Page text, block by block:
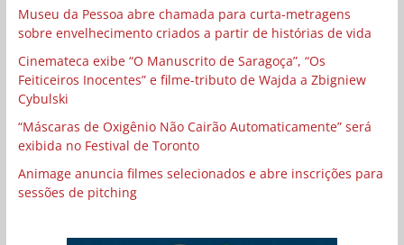
Museu da Pessoa abre chamada para curta-metragens
sobre envelhecimento criados a partir de histórias de vida
Cinemateca exibe “O Manuscrito de Saragoça”, “Os
Feiticeiros Inocentes” e filme-tributo de Wajda a Zbigniew
Cybulski
“Máscaras de Oxigênio Não Cairão Automaticamente” será
exibida no Festival de Toronto
Animage anuncia filmes selecionados e abre inscrições para
sessões de pitching